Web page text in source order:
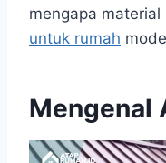
mengapa
untuk rumah
Mengenal